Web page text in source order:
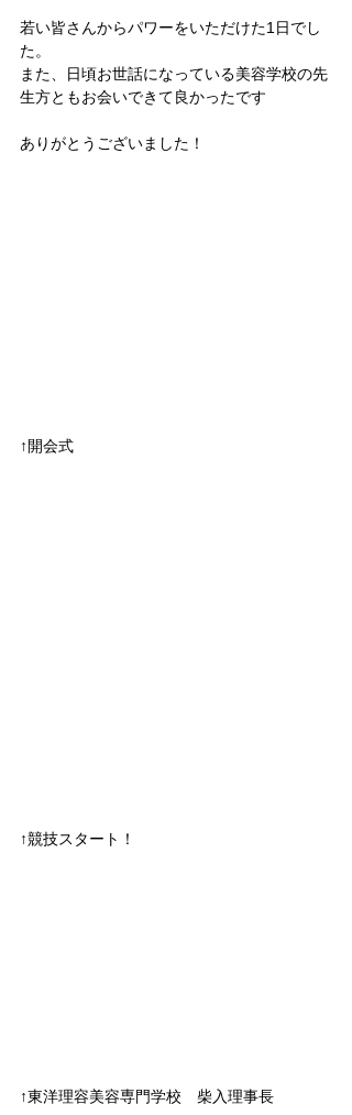
若い皆さんからパワーをいただけた1日でし
た。
また、日頃お世話になっている美容学校の先
生方ともお会いできて良かったです
ありがとうございました！
↑開会式
↑競技スタート！
↑東洋理容美容専門学校　柴入理事長